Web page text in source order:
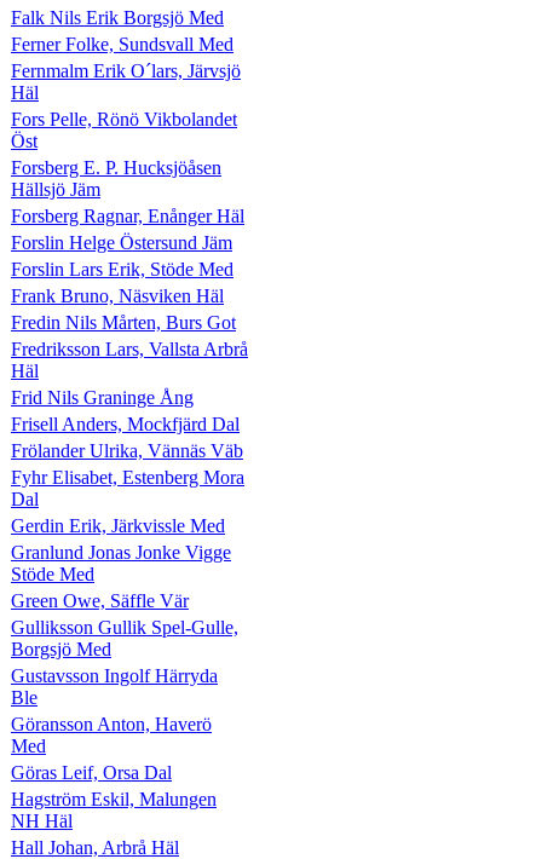
Falk Nils Erik Borgsjö Med
Ferner Folke, Sundsvall Med
Fernmalm Erik O´lars, Järvsjö
Häl
Fors Pelle, Rönö Vikbolandet
Öst
Forsberg E. P. Hucksjöåsen
Hällsjö Jäm
Forsberg Ragnar, Enånger Häl
Forslin Helge Östersund Jäm
Forslin Lars Erik, Stöde Med
Frank Bruno, Näsviken Häl
Fredin Nils Mårten, Burs Got
Fredriksson Lars, Vallsta Arbrå
Häl
Frid Nils Graninge Ång
Frisell Anders, Mockfjärd Dal
Frölander Ulrika, Vännäs Väb
Fyhr Elisabet, Estenberg Mora
Dal
Gerdin Erik, Järkvissle Med
Granlund Jonas Jonke Vigge
Stöde Med
Green Owe, Säffle Vär
Gulliksson Gullik Spel-Gulle,
Borgsjö Med
Gustavsson Ingolf Härryda
Ble
Göransson Anton, Haverö
Med
Göras Leif, Orsa Dal
Hagström Eskil, Malungen
NH Häl
Hall Johan, Arbrå Häl